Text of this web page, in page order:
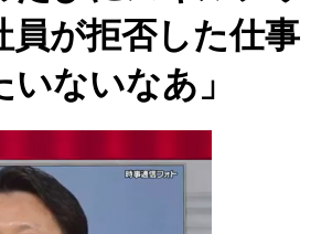
が拒否した仕事
ないなあ」